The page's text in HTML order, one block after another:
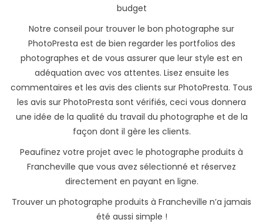
budget
Notre conseil pour trouver le bon photographe sur
PhotoPresta est de bien regarder les portfolios des
photographes et de vous assurer que leur style est en
adéquation avec vos attentes. Lisez ensuite les
commentaires et les avis des clients sur PhotoPresta. Tous
les avis sur PhotoPresta sont vérifiés, ceci vous donnera
une idée de la qualité du travail du photographe et de la
façon dont il gère les clients.
Peaufinez votre projet avec le photographe produits à
Francheville que vous avez sélectionné et réservez
directement en payant en ligne.
Trouver un photographe produits à Francheville n’a jamais
été aussi simple !